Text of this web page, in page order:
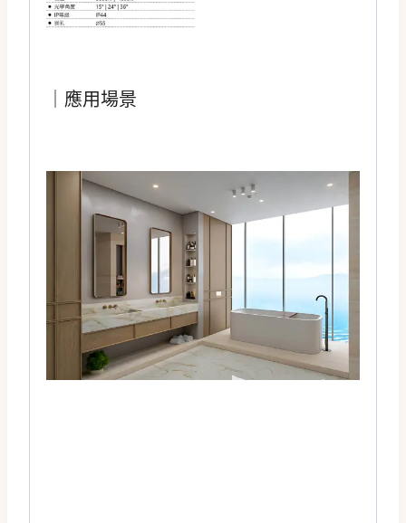
｜應用場景